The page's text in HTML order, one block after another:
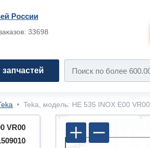
России
33698
запчастей
• Teka, модель: HE 535 INOX E00 VR00
VR00